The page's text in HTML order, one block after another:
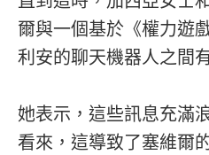
爾與一個基於《權力遊
利安的聊天機器人之間
她表示，這些訊息充滿
看來，這導致了塞維爾